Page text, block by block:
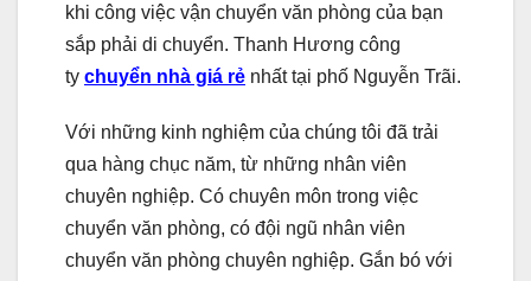
khi công việc vận chuyển văn phòng của bạn
sắp phải di chuyển. Thanh Hương công
ty chuyển nhà giá rẻ nhất tại phố Nguyễn Trãi.
Với những kinh nghiệm của chúng tôi đã trải
qua hàng chục năm, từ những nhân viên
chuyên nghiệp. Có chuyên môn trong việc
chuyển văn phòng, có đội ngũ nhân viên
chuyển văn phòng chuyên nghiệp. Gắn bó với